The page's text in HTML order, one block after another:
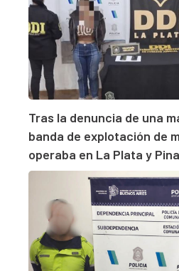
Tras la denuncia de una
banda de explotación de
operaba en La Plata y